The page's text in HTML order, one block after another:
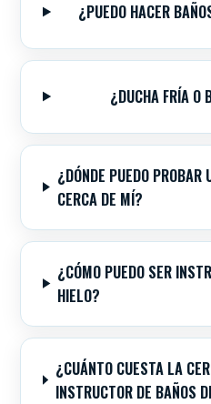
¿PUEDO HACER
¿DUCHA FRÍA O
¿DÓNDE PUEDO PROBAR
CERCA DE MÍ?
¿CÓMO PUEDO SER
HIELO?
¿CUÁNTO CUESTA LA
INSTRUCTOR DE BAÑOS